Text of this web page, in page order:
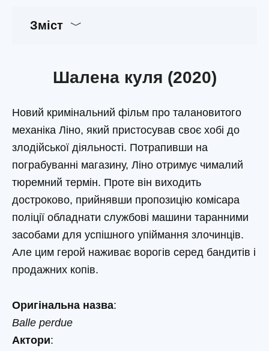
Зміст
Шалена куля (2020)
Новий кримінальний фільм про талановитого
механіка Ліно, який пристосував своє хобі до
злодійської діяльності. Потрапивши на
пограбуванні магазину, Ліно отримує чималий
тюремний термін. Проте він виходить
достроково, прийнявши пропозицію комісара
поліції обладнати службові машини таранними
засобами для успішного упіймання злочинців.
Але цим герой наживає ворогів серед бандитів і
продажних копів.
Оригінальна назва:
Balle perdue
Актори: